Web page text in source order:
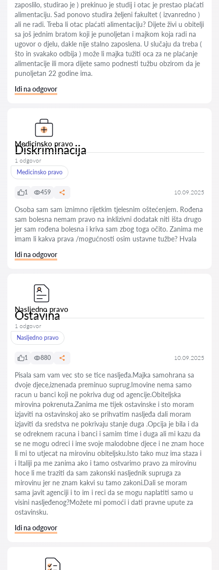
zaposlilo, studirao je ) prekinuo je studij i otac je prestao plaćati
alimentaciju. Sad ponovo studira željeni fakultet ( izvanredno )
ali ne radi. Treba li otac plaćati alimentaciju? Dijete živi u obitelji
sa još jednim bratom koji je punoljetan i majkom koja radi na
ugovor o djelu, dakle nije stalno zaposlena. U slučaju da treba (
što in svakako odbija ) može li majka tužiti oca za ne plaćanje
alimentacije ili mora dijete samo podnesti tužbu obzirom da je
punoljetan 22 godine ima.
Idi na odgovor
Medicinsko pravo
Diskriminacija
1 odgovor
Medicinsko pravo
1 459 10.09.2025
Osoba sam sam iznimno rijetkim tjelesnim oštećenjem. Rođena
sam bolesna nemam pravo na inklizivni dodatak niti išta drugo
jer sam rođena bolesna i kriva sam zbog toga očito. Zanima me
imam li kakva prava /mogućnosti osim ustavne tužbe? Hvala
Idi na odgovor
Nasljedno pravo
Ostavina
1 odgovor
Nasljedno pravo
1 880 10.09.2025
Pisala sam vam vec sto se tice nasljeđa.Majka samohrana sa
dvoje djece,iznenada preminuo suprug.Imovine nema samo
racun u banci koji ne pokriva dug od agencije.Obiteljska
mirovina pokrenuta.Zanima me tijek ostavinske i sto moram
izjaviti na ostavinskoj ako se prihvatim nasljeđa dali moram
izjaviti da sredstva ne pokrivaju stanje duga .Opcija je bila i da
se odreknem racuna i banci i samim time i duga ali mi kazu da
se ne mogu odreci i ime svoje malodobne djece i ne znam hoce
li mi to utjecat na mirovinu obiteljsku.Isto tako muz ima staza i
i Italiji pa me zanima ako i tamo ostvarimo pravo za mirovinu
hoce li me traziti da sam zakonski nasljednik supruga za
mirovinu jer ne znam kakvi su tamo zakoni.Dali se moram
sama javit agenciji i to im i reci da se mogu naplatiti samo u
visini nasljeđenog?Možete mi pomoći i dati pravne upute za
ostavinsku.
Idi na odgovor